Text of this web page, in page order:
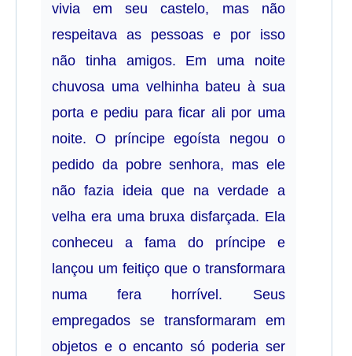
vivia em seu castelo, mas não
respeitava as pessoas e por isso
não tinha amigos. Em uma noite
chuvosa uma velhinha bateu à sua
porta e pediu para ficar ali por uma
noite. O príncipe egoísta negou o
pedido da pobre senhora, mas ele
não fazia ideia que na verdade a
velha era uma bruxa disfarçada. Ela
conheceu a fama do príncipe e
lançou um feitiço que o transformara
numa fera horrível. Seus
empregados se transformaram em
objetos e o encanto só poderia ser